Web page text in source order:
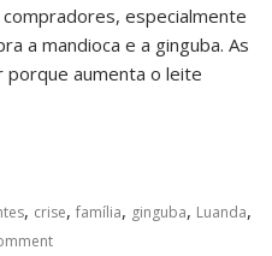
especialmente
a mandioca e a ginguba. As
porque aumenta o leite
, crise,família, ginguba, Luanda,